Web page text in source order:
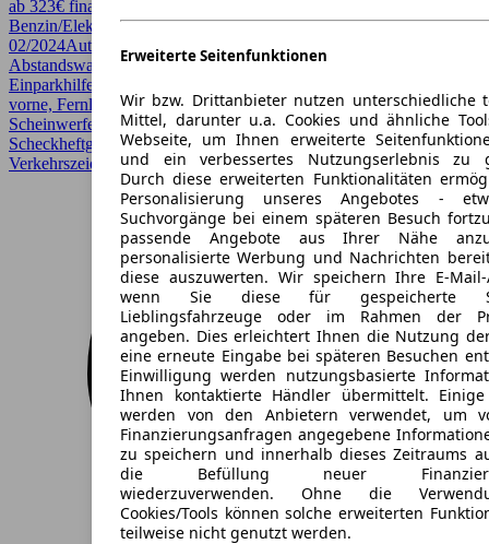
ab 323€ finanzieren ↗
Benzin/Elektro
136 PS (100 kW)23.939 kmEZ
02/2024Automatik Limousine
5 Türen
Abstandswarner, Android Auto, Apple CarPlay, CarPlay,
Einparkhilfe, Einparkhilfe Sensoren hinten, Einparkhilfe Sensoren
vorne, Fernlichtassistent, Garantie, Kurvenlicht, LED, LED-
Scheinwerfer, Lichtsensor, Lordosenstütze, Regensensor,
Scheckheftgepflegt, Sitzheizung, Spurhalteassistent,
Verkehrszeichenerkennung
Erweiterte Seitenfunktionen
Wir bzw. Drittanbieter nutzen unterschiedliche
Mittel, darunter u.a. Cookies und ähnliche
Webseite, um Ihnen erweiterte
und ein verbessertes Nutzungserlebnis zu
Durch diese erweiterten Funktionalitäten
Personalisierung unseres Angebotes -
Suchvorgänge bei einem späteren Besuch
passende Angebote aus Ihrer Nähe
personalisierte Werbung und Nachrichten
diese auszuwerten. Wir speichern Ihre E-Mail-
wenn Sie diese für gespeicherte
Lieblingsfahrzeuge oder im Rahmen der
angeben. Dies erleichtert Ihnen die Nutzung
eine erneute Eingabe bei späteren Besuchen
Einwilligung werden nutzungsbasierte
Ihnen kontaktierte Händler übermittelt. Einige
werden von den Anbietern verwendet, um
Finanzierungsanfragen angegebene
zu speichern und innerhalb dieses Zeitraums
die Befüllung neuer
wiederzuverwenden. Ohne die
Cookies/Tools können solche erweiterten
teilweise nicht genutzt werden.